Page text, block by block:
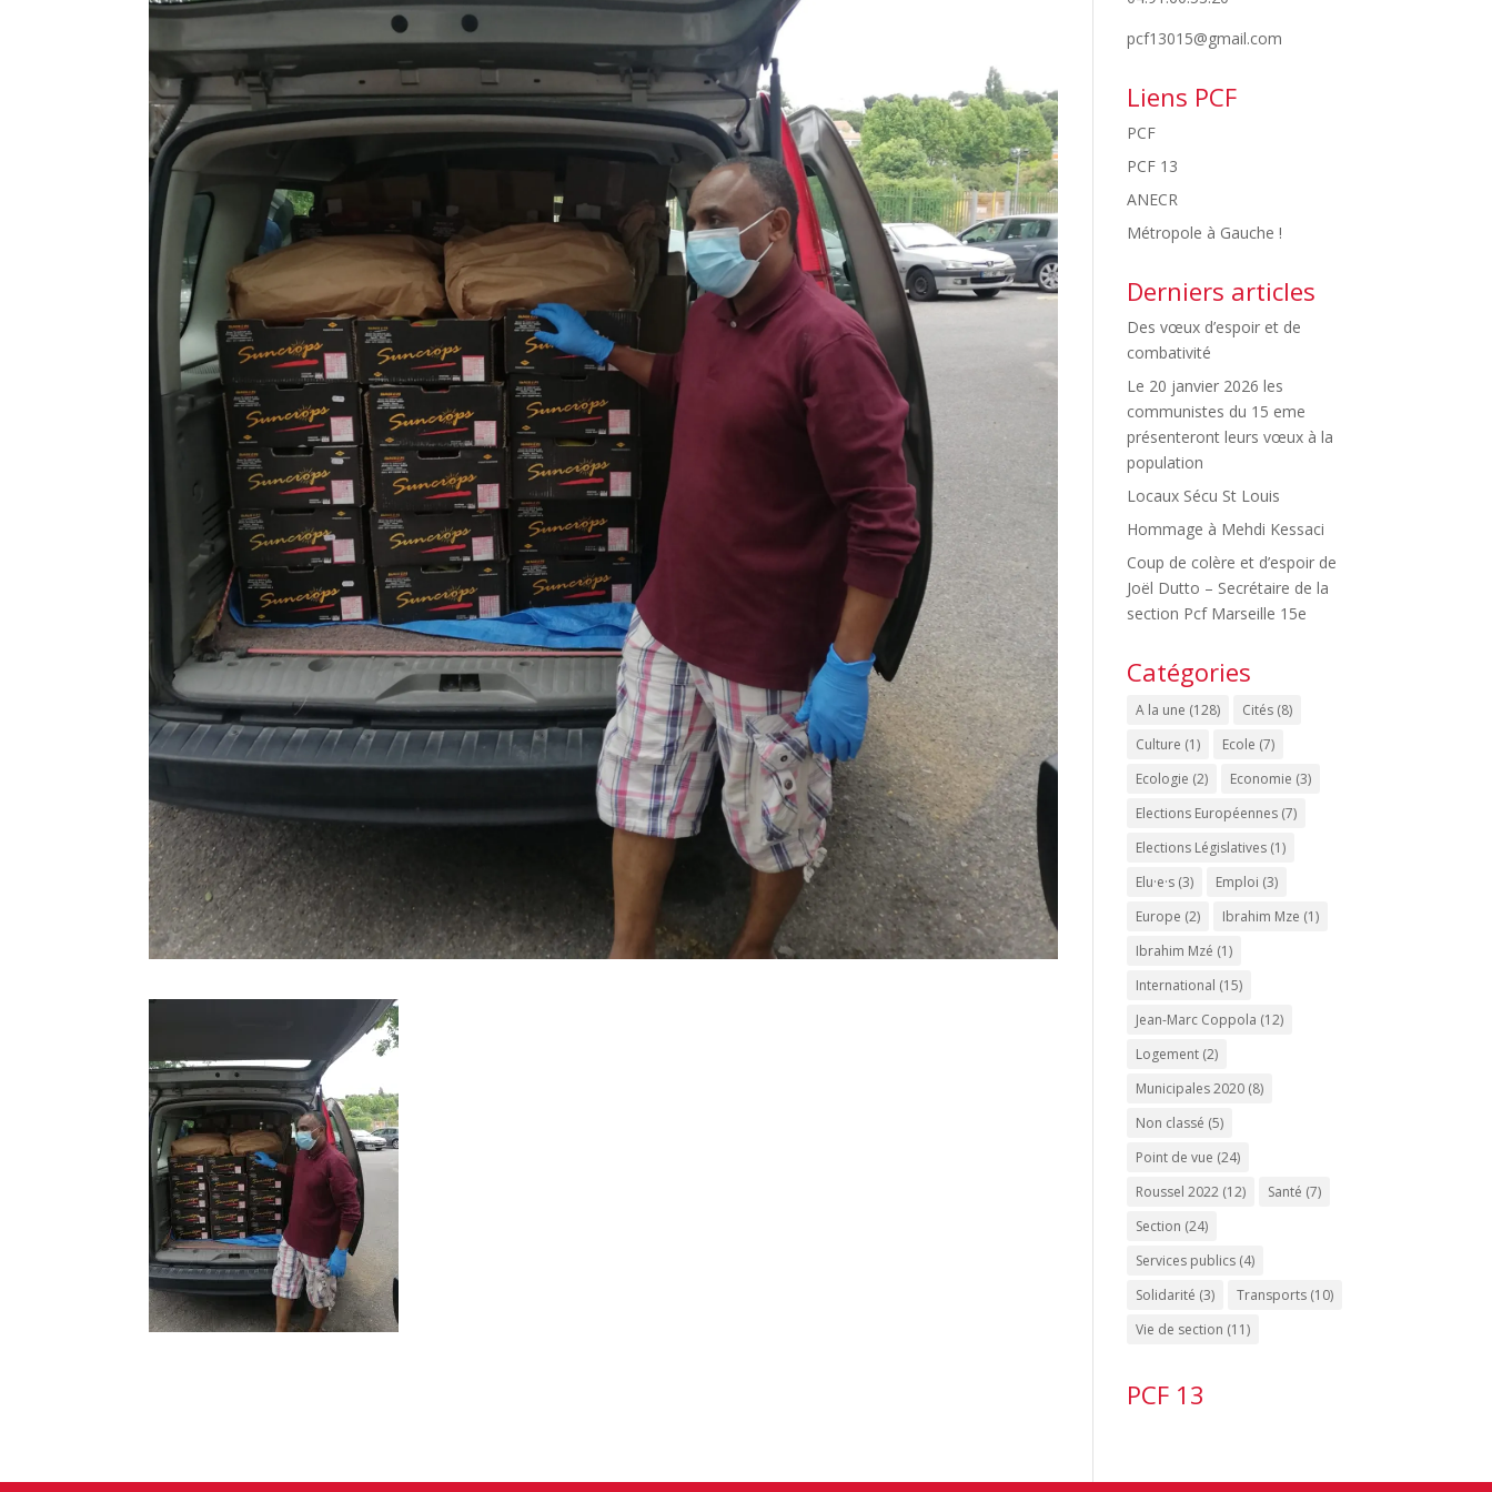
pcf13015@gmail.com
Liens PCF
PCF
PCF 13
ANECR
Métropole à Gauche !
Derniers articles
Des vœux d’espoir et de
combativité
Le 20 janvier 2026 les
communistes du 15 eme
présenteront leurs vœux à la
population
Locaux Sécu St Louis
Hommage à Mehdi Kessaci
Coup de colère et d’espoir de
Joël Dutto – Secrétaire de la
section Pcf Marseille 15e
Catégories
A la une (128) Cités (8)
Culture (1) Ecole (7)
Ecologie (2) Economie (3)
Elections Européennes (7)
Elections Législatives (1)
Elu·e·s (3) Emploi (3)
Europe (2) Ibrahim Mze (1)
Ibrahim Mzé (1)
International (15)
Jean-Marc Coppola (12)
Logement (2)
Municipales 2020 (8)
Non classé (5)
Point de vue (24)
Roussel 2022 (12) Santé (7)
Section (24)
Services publics (4)
Solidarité (3) Transports (10)
Vie de section (11)
PCF 13